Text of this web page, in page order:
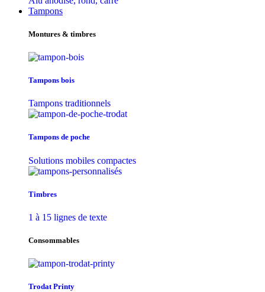
Tampons
Montures & timbres
Tampons bois
Tampons traditionnels
Tampons de poche
Solutions mobiles compactes
Timbres
1 à 15 lignes de texte
Consommables
Trodat Printy